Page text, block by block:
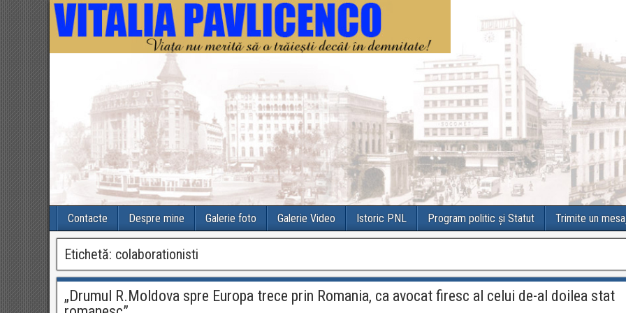
Contacte Despre mine Galerie foto Galerie Video Istoric PNL Program politic și Statut Trimite un
Etichetă: colaborationisti
„Drumul R.Moldova spre Europa trece prin Romania, ca avocat firesc al celui de-al doilea stat